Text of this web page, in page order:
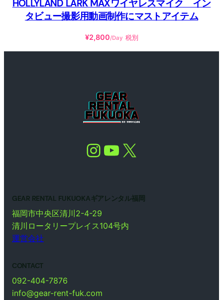
HOLLYLAND LARK MAXワイヤレスマイク イン
タビュー撮影用動画制作にマストアイテム
¥2,800/Day 税別
Instagram YouTube X
GEAR RENTAL FUKUOKAギアレンタル福岡
福岡市中央区清川2-4-29
清川ロータリープレイス104号内
運営会社
CONTACT
092-404-7876
info@gear-rent-fuk.com